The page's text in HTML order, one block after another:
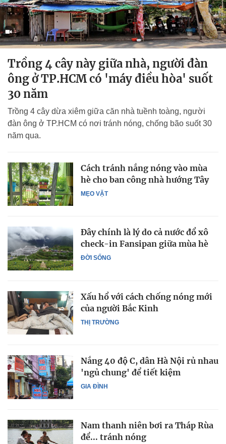
Trồng 4 cây này giữa nhà, người đàn
ông ở TP.HCM có 'máy điều hòa' suốt
30 năm
Trồng 4 cây dừa xiêm giữa căn nhà tuềnh toàng, người
đàn ông ở TP.HCM có nơi tránh nóng, chống bão suốt 30
năm qua.
MẸO VẶT
Cách tránh nắng nóng vào mùa
hè cho ban công nhà hướng Tây
ĐỜI SỐNG
Đây chính là lý do cả nước đổ xô
check-in Fansipan giữa mùa hè
THỊ TRƯỜNG
Xấu hổ với cách chống nóng mới
của người Bắc Kinh
GIA ĐÌNH
Nắng 40 độ C, dân Hà Nội rủ nhau
'ngủ chung' để tiết kiệm
Nam thanh niên bơi ra Tháp Rùa
để... tránh nóng